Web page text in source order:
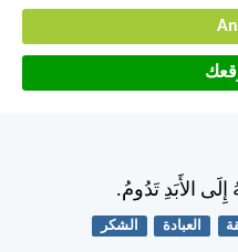
الأَبَدِ تَدُومُ.
العبادة الشكر